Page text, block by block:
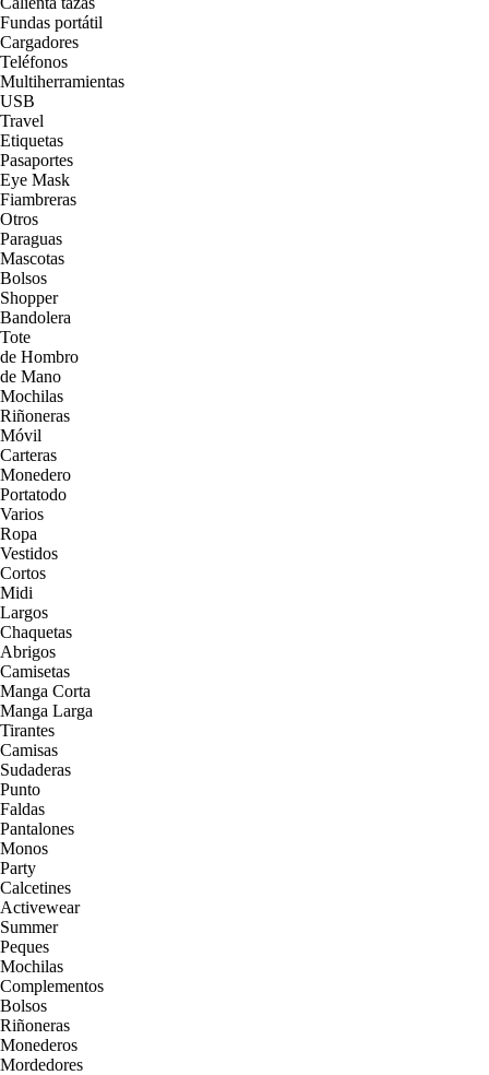
Fundas portátil
Cargadores
Teléfonos
Multiherramientas
USB
Travel
Etiquetas
Pasaportes
Eye Mask
Fiambreras
Otros
Paraguas
Mascotas
Bolsos
Shopper
Bandolera
Tote
de Hombro
de Mano
Mochilas
Riñoneras
Móvil
Carteras
Monedero
Portatodo
Varios
Ropa
Vestidos
Cortos
Midi
Largos
Chaquetas
Abrigos
Camisetas
Manga Corta
Manga Larga
Tirantes
Camisas
Sudaderas
Punto
Faldas
Pantalones
Monos
Party
Calcetines
Activewear
Summer
Peques
Mochilas
Complementos
Bolsos
Riñoneras
Monederos
Mordedores